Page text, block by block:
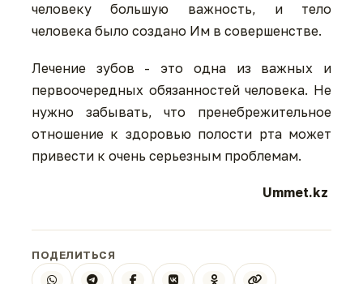
человеку большую важность, и тело
человека было создано Им в совершенстве.
Лечение зубов - это одна из важных и
первоочередных обязанностей человека. Не
нужно забывать, что пренебрежительное
отношение к здоровью полости рта может
привести к очень серьезным проблемам.
Ummet.kz
ПОДЕЛИТЬСЯ